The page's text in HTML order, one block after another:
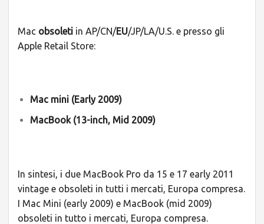
Mac obsoleti in AP/CN/EU/JP/LA/U.S. e presso gli
Apple Retail Store:
Mac mini (Early 2009)
MacBook (13-inch, Mid 2009)
In sintesi, i due MacBook Pro da 15 e 17 early 2011
vintage e obsoleti in tutti i mercati, Europa compresa.
I Mac Mini (early 2009) e MacBook (mid 2009)
obsoleti in tutto i mercati, Europa compresa.